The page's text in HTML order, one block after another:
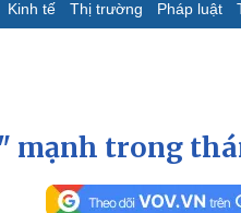
Kinh tế Thị trường Pháp luật
mạnh trong